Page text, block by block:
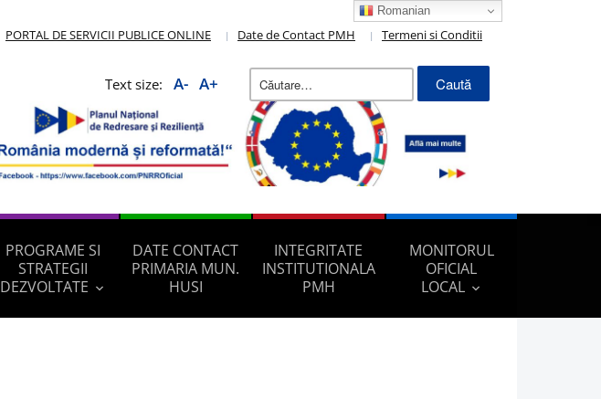
PORTAL DE SERVICII PUBLICE ONLINE Date de Contact PMH Termeni si Conditii
Text size: A- A+
Caută
după:
PROGRAME SI
STRATEGII
DEZVOLTATE
DATE CONTACT
PRIMARIA MUN.
HUSI
INTEGRITATE
INSTITUTIONALA
PMH
MONITORUL
OFICIAL
LOCAL
Romanian